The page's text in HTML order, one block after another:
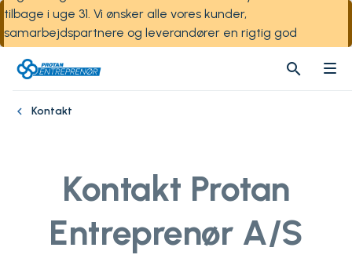
tilbage i uge 31. Vi ønsker alle vores kunder,
samarbejdspartnere og leverandører en rigtig god
sommer!
search
search
Kontakt
Kontakt Protan
Entreprenør A/S